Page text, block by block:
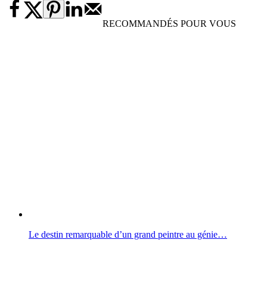
RECOMMANDÉS POUR VOUS
Le destin remarquable d’un grand peintre au génie…